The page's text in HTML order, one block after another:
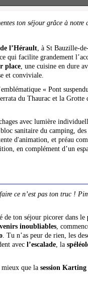
ton séjour grâce à
l’Hérault, à St Bauzille-
qui facilite grandement
place, une cuisine en dure
et conviviale.
« Pont
du Thaurac et la Grotte
avec lumière
sanitaire du camping,
d'animation, et préau
en complément d’un
ce n’est pas ton truc !
de ton séjour picorer dans le
inoubliables,
. Tu n’as peur de rien, les
avec l’escalade, la
que la session Karting